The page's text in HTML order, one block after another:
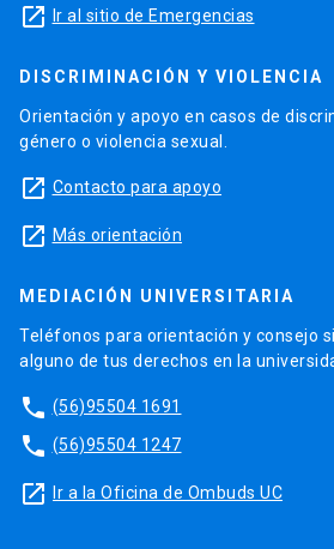
launch Ir al sitio de Emergencias
DISCRIMINACIÓN Y VIOLENCIA
Orientación y apoyo en casos de
género o violencia sexual.
launch Contacto para apoyo
launch Más orientación
MEDIACIÓN UNIVERSITARIA
Teléfonos para orientación y consejo
alguno de tus derechos en la
phone (56)95504 1691
phone (56)95504 1247
launch Ir a la Oficina de Ombuds UC